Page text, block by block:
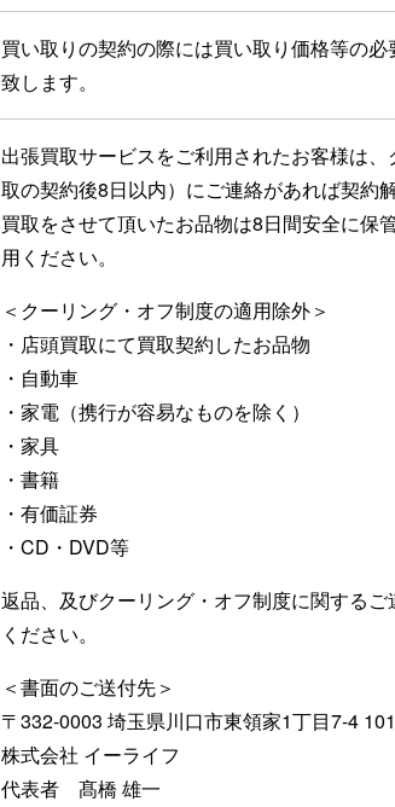
買い取りの契約の際には買い取り価格等の
致します。
出張買取サービスをご利用されたお客様は
取の契約後8日以内）にご連絡があれば契約
買取をさせて頂いたお品物は8日間安全に保
用ください。
＜クーリング・オフ制度の適用除外＞
・店頭買取にて買取契約したお品物
・自動車
・家電（携行が容易なものを除く）
・家具
・書籍
・有価証券
・CD・DVD等
返品、及びクーリング・オフ制度に関する
ください。
＜書面のご送付先＞
〒332-0003 埼玉県川口市東領家1丁目7-4 101
株式会社 イーライフ
代表者 髙橋 雄一